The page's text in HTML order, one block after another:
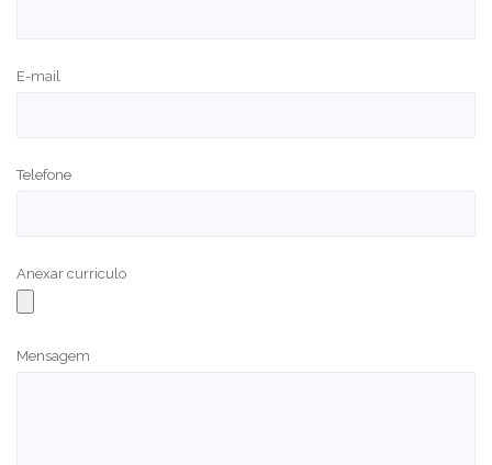
E-mail
Telefone
Anexar curriculo
Mensagem